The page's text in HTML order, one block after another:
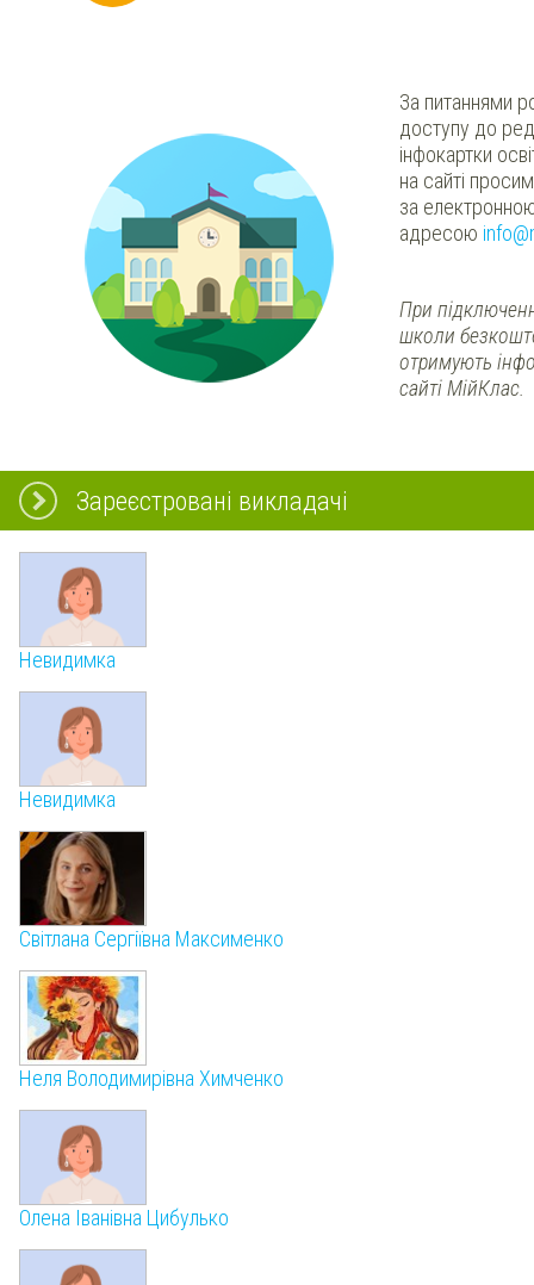
За питаннями
доступу до
інфокартки
на сайті
за
адресою
При
школи
отримують
сайті МійКлас.
Зареєстровані викладачі
Невидимка
Невидимка
Світлана Сергіївна Максименко
Неля Володимирівна Химченко
Олена Іванівна Цибулько